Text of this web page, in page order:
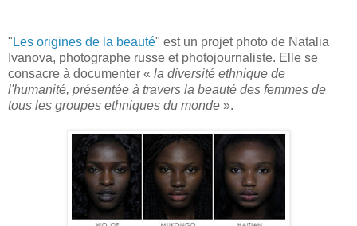
"Les origines de la beauté" est un projet photo de Natalia
Ivanova, photographe russe et photojournaliste. Elle se
consacre à documenter « la diversité ethnique de
l'humanité, présentée à travers la beauté des femmes de
tous les groupes ethniques du monde ».